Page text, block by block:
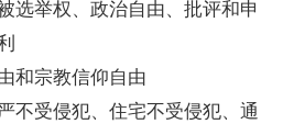
举权、政治自由、批评和申
宗教信仰自由
受侵犯、住宅不受侵犯、通